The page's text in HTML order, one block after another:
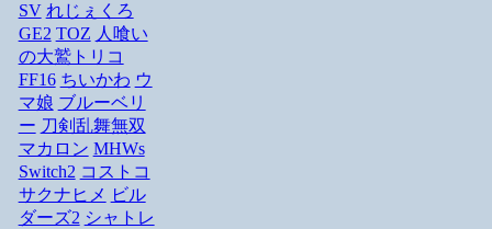
SV れじぇくろ
GE2 TOZ 人喰い
の大鷲トリコ
FF16 ちいかわ ウ
マ娘 ブルーベリ
ー 刀剣乱舞無双
マカロン MHWs
Switch2 コストコ
サクナヒメ ビル
ダーズ2 シャトレ